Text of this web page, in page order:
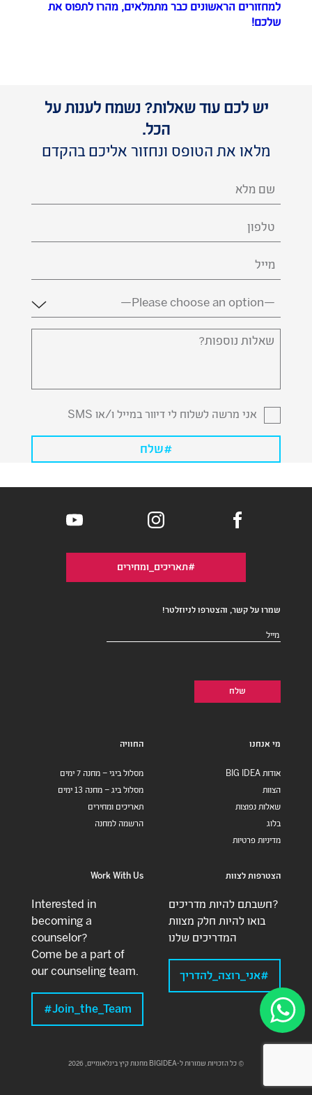
למחזורים הראשונים כבר מתמלאים, מהרו לתפוס את
שלכם!
יש לכם עוד שאלות? נשמח לענות על
הכל.
מלאו את הטופס ונחזור אליכם בהקדם
השם
שלך
(חובה)
טלפון
דואר
אלקטרוני
מדינה
(חובה)
שאלות
אני מרשה לשלוח לי דיוור במייל ו/או SMS
#תאריכים_ומחירים
שמרו על קשר, והצטרפו לניוזלטר!
דואר
מי אנחנו
אודות BIG IDEA
הצוות
שאלות נפוצות
בלוג
מדיניות פרטיות
החוויה
מסלול ביגי – מחנה 7 ימים
מסלול ביג – מחנה 13 ימים
תאריכים ומחירים
הרשמה למחנה
הצטרפות לצוות
חשבתם להיות מדריכים?
בואו להיות חלק מצוות
המדריכים שלנו
#אני_רוצה_להדריך
Work With Us
Interested in
becoming a
counselor?
Come be a part of
our counseling team.
Join_the_Team#
© כל הזכויות שמורות ל-BIGIDEA מחנות קיץ בינלאומיים, 2026